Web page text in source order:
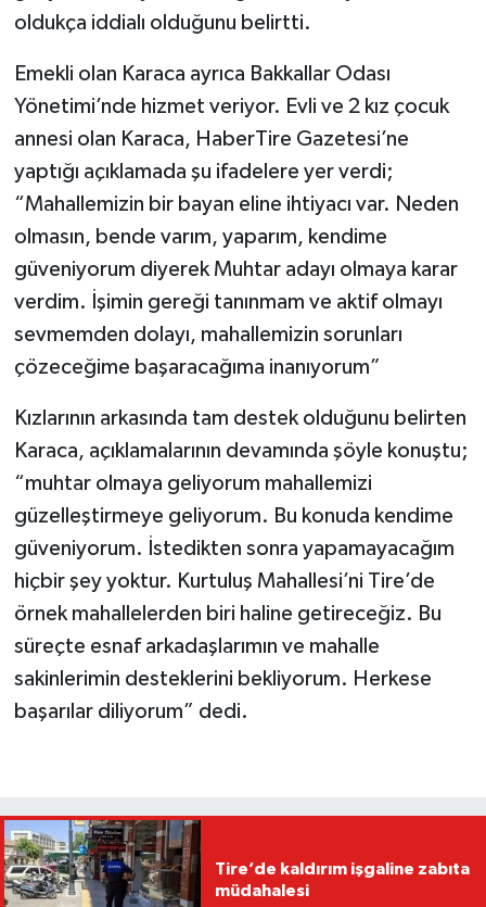
oldukça iddialı olduğunu belirtti.
Emekli olan Karaca ayrıca Bakkallar Odası
Yönetimi’nde hizmet veriyor. Evli ve 2 kız çocuk
annesi olan Karaca, HaberTire Gazetesi’ne
yaptığı açıklamada şu ifadelere yer verdi;
“Mahallemizin bir bayan eline ihtiyacı var. Neden
olmasın, bende varım, yaparım, kendime
güveniyorum diyerek Muhtar adayı olmaya karar
verdim. İşimin gereği tanınmam ve aktif olmayı
sevmemden dolayı, mahallemizin sorunları
çözeceğime başaracağıma inanıyorum”
Kızlarının arkasında tam destek olduğunu belirten
Karaca, açıklamalarının devamında şöyle konuştu;
“muhtar olmaya geliyorum mahallemizi
güzelleştirmeye geliyorum. Bu konuda kendime
güveniyorum. İstedikten sonra yapamayacağım
hiçbir şey yoktur. Kurtuluş Mahallesi’ni Tire’de
örnek mahallelerden biri haline getireceğiz. Bu
süreçte esnaf arkadaşlarımın ve mahalle
sakinlerimin desteklerini bekliyorum. Herkese
başarılar diliyorum” dedi.
Tire’de kaldırım işgaline zabıta
müdahalesi